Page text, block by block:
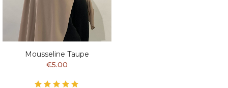
Mousseline Taupe
€5.00